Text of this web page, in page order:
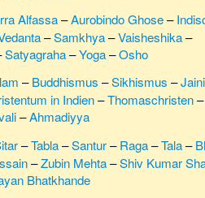
Alfassa–Aurobindo Ghose–
–Samkhya–Vaisheshika–
Satyagraha–Yoga–Osho
–Buddhismus –Sikhismus –
in Indien–Thomaschristen–
–Ahmadiyya
–Tabla–Santur–Raga–Tala–
–Zubin Mehta–Shiv Kumar
Bhatkhande